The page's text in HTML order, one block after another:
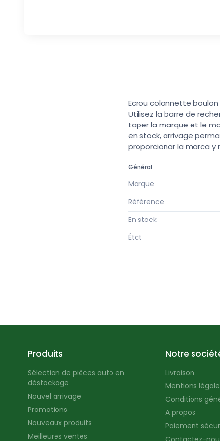
Ecrou colonnette
Utilisez la barre de
taper la marque et le
en stock, arrivage
proporcionar la marca y
Général
Marque
Référence
En stock
État
Produits
Sélection de pièces auto en
déstockage
Nouvel arrivage
Promotions
Nouveaux produits
Meilleures ventes
Notre
Livraison
Mentions
Conditions
A propos
Paiement
Contactez-